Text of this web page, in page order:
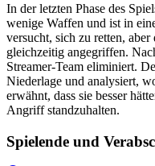
In der letzten Phase des
wenige Waffen und ist in
versucht, sich zu retten,
gleichzeitig angegriffen.
Streamer-Team eliminiert.
Niederlage und analysiert,
erwähnt, dass sie besser
Angriff standzuhalten.
Spielende und